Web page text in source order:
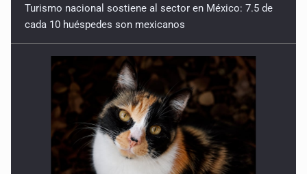
Turismo nacional sostiene al sector en México: 7.5 de
cada 10 huéspedes son mexicanos